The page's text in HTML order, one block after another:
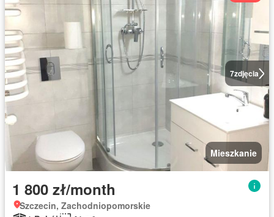
7zdjęcia
Mieszkanie
1 800 zł/month
Szczecin, Zachodniopomorskie